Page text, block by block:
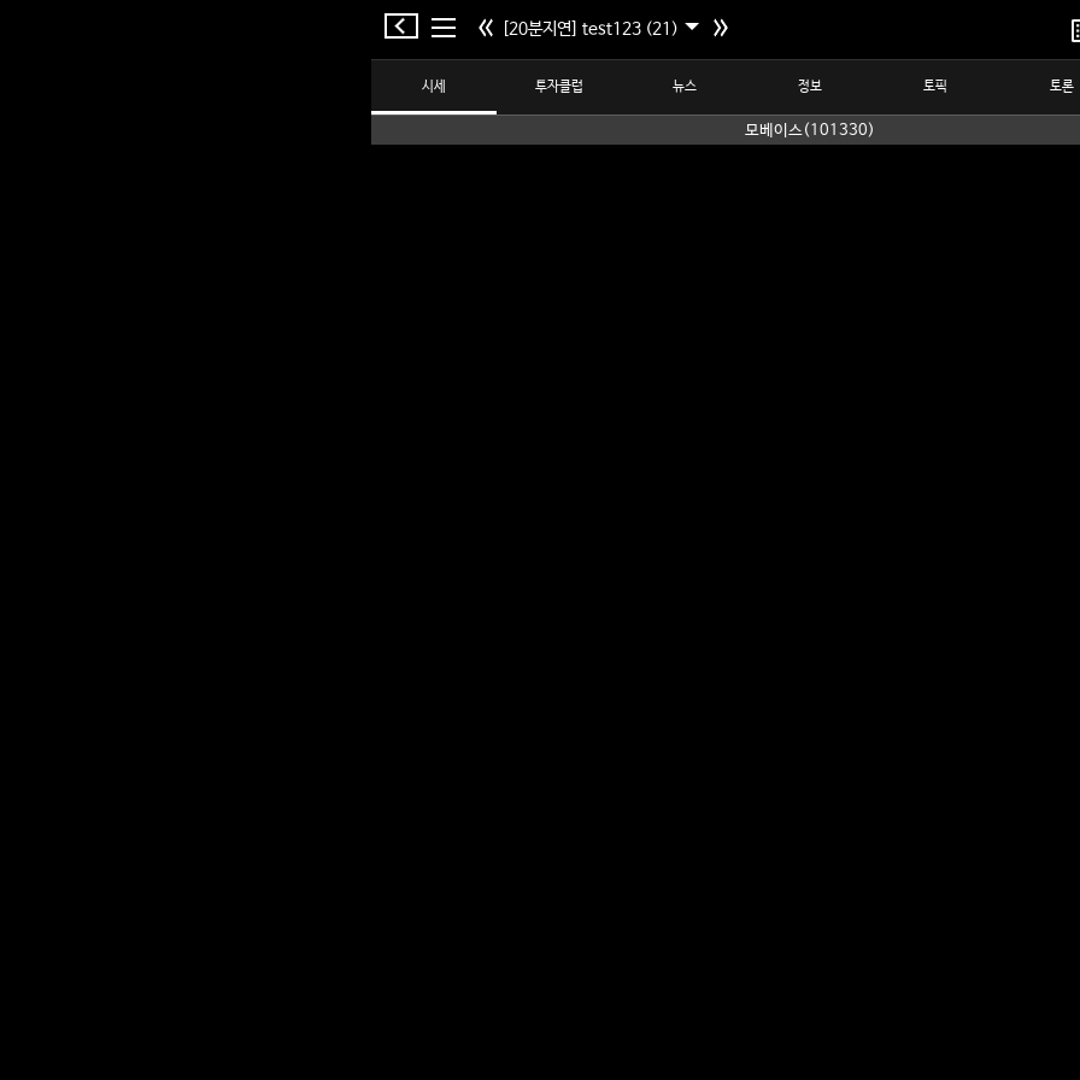
[20분지연] test123 (21)
시세 투자클럽 뉴스 정보 토픽 토론
모베이스(101330)